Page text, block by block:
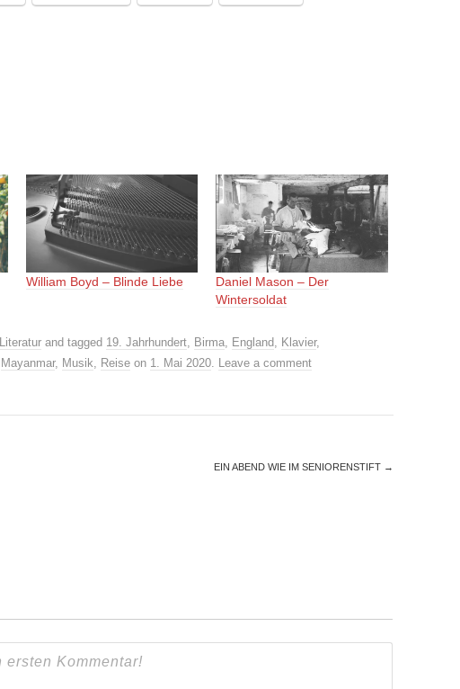
William Boyd – Blinde Liebe
Daniel Mason – Der
Wintersoldat
Literatur and tagged 19. Jahrhundert, Birma, England, Klavier,
Mayanmar, Musik, Reise on 1. Mai 2020. Leave a comment
EIN ABEND WIE IM SENIORENSTIFT →